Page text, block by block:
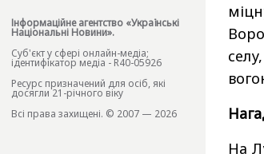
Інформаційне агентство «Українські
Національні Новини».
Cуб'єкт у сфері онлайн-медіа;
ідентифікатор медіа - R40-05926
Ресурс призначений для осіб, які
досягли 21-річного віку
Всі права захищені. © 2007 — 2026
На